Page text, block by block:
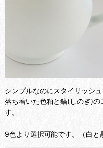
シンプルなのにスタイリッシ
落ち着いた色釉と鎬(しのぎ)
す。
9色より選択可能です。（白と